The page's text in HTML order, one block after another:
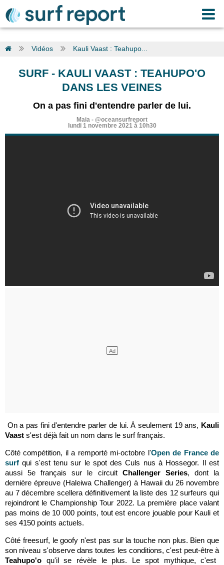
Vidéos Kauli Vaast : Teahupo...
SURF - KAULI VAAST : TEAHUPO'O
DANS LES VEINES
On a pas fini d'entendre parler de lui.
Maia - @oceansurfreport
lundi 1 novembre 2021 à 10h30
On a pas fini d'entendre parler de lui. À seulement 19 ans, Kauli
Vaast s'est déjà fait un nom dans le surf français.
Côté compétition, il a remporté mi-octobre l'Open de France de
surf qui s'est tenu sur le spot des Culs nus à Hossegor. Il est
aussi 5e français sur le circuit Challenger Series, dont la
dernière épreuve (Haleiwa Challenger) à Hawaii du 26 novembre
au 7 décembre scellera définitivement la liste des 12 surfeurs qui
rejoindront le Championship Tour 2022. La première place valant
pas moins de 10 000 points, tout est encore jouable pour Kauli et
ses 4150 points actuels.
Côté freesurf, le goofy n'est pas sur la touche non plus. Bien que
son niveau s'observe dans toutes les conditions, c'est peut-être à
Teahupo'o qu'il se révèle le plus. Le spot mythique, c'est